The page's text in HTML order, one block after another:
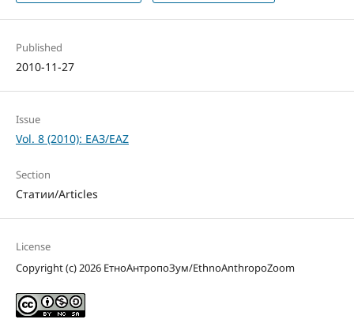
Published
2010-11-27
Issue
Vol. 8 (2010): ЕАЗ/EAZ
Section
Статии/Articles
License
Copyright (c) 2026 ЕтноАнтропоЗум/EthnoAnthropoZoom